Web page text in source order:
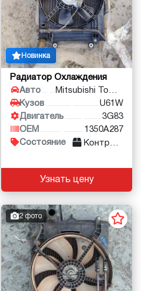
Новинка
Радиатор Охлаждения
Авто
Mitsubishi Town Box
Кузов
U61W
Двигатель
3G83
OEM
1350A287
Состояние
Контракт
Узнать цену
2 фото